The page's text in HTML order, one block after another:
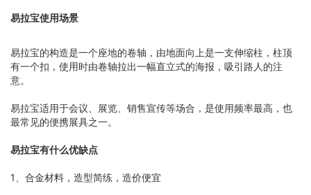
易拉宝使用场景
易拉宝的构造是一个座地的卷轴，由地面向上是一支伸缩柱，柱顶
有一个扣，使用时由卷轴拉出一幅直立式的海报，吸引路人的注
意。
易拉宝适用于会议、展览、销售宣传等场合，是使用频率最高，也
最常见的便携展具之一。
易拉宝有什么优缺点
1、合金材料，造型简练，造价便宜